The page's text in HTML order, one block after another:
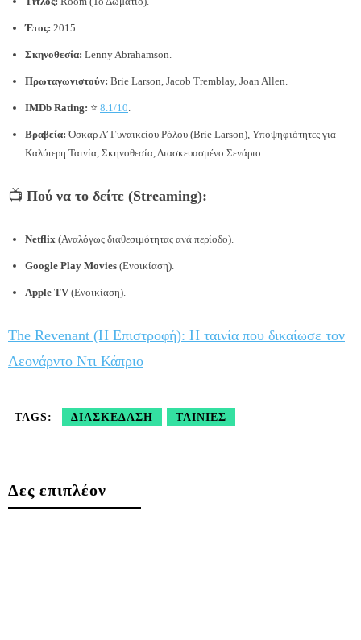
Έτος: 2015.
Σκηνοθεσία: Lenny Abrahamson.
Πρωταγωνιστούν: Brie Larson, Jacob Tremblay, Joan Allen.
IMDb Rating: ⭐ 8.1/10
Βραβεία: Όσκαρ Α’ Γυναικείου Ρόλου (Brie Larson), Υποψηφιότητες για
Καλύτερη Ταινία, Σκηνοθεσία, Διασκευασμένο Σενάριο.
📺 Πού να το δείτε (Streaming):
Netflix (Αναλόγως διαθεσιμότητας ανά περίοδο).
Google Play Movies (Ενοικίαση).
Apple TV (Ενοικίαση).
The Revenant (Η Επιστροφή): Η ταινία που δικαίωσε τον
Λεονάρντο Ντι Κάπριο
TAGS: ΔΙΑΣΚΈΔΑΣΗ ΤΑΙΝΊΕΣ
Δες επιπλέον